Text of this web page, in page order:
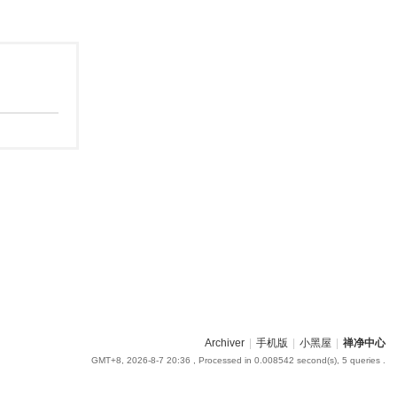
Archiver 手机版 小黑屋 禅净中心
GMT+8, 2026-8-7 20:36 , Processed in 0.008542 second(s), 5 queries .